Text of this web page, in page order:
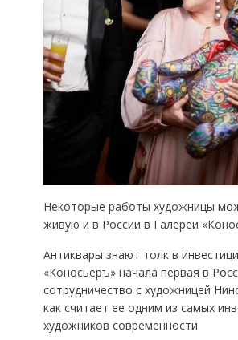
Некоторые работы художницы
живую и в России в Галереи
Антиквары знают толк в
«Коносьеръ» начала первая в
сотрудничество с художницей
как считает ее одним из самых
художников современности.